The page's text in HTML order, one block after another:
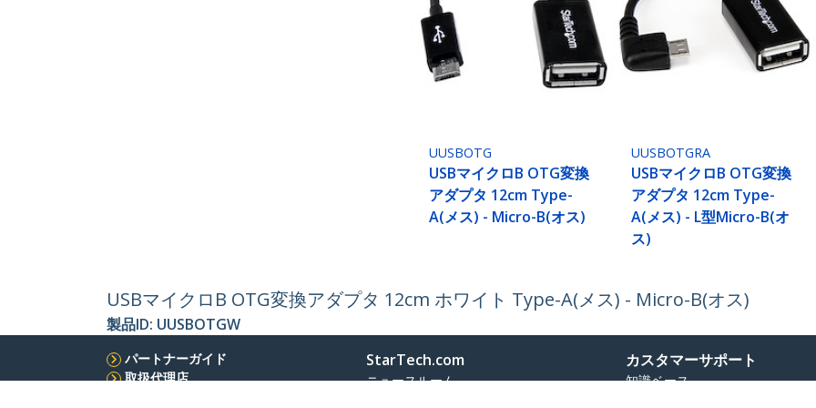
UUSBOTG
USBマイクロB OTG変換
アダプタ 12cm Type-
A(メス) - Micro-B(オス)
UUSBOTGRA
USBマイクロB OTG変換
アダプタ 12cm Type-
A(メス) - L型Micro-B(オ
ス)
USBマイクロB OTG変換アダプタ 12cm ホワイト Type-A(メス) - Micro-B(オス)
製品ID: UUSBOTGW
パートナーガイド
取扱代理店
StarTech.com
ニュースルーム
カスタマーサポート
知識ベース